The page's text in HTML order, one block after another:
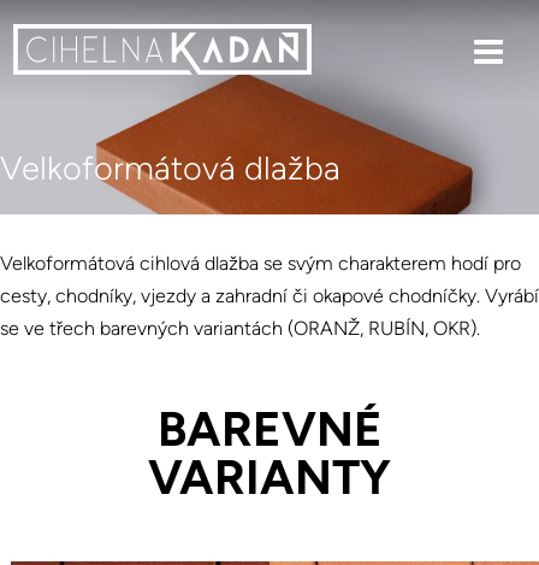
Velkoformátová dlažba
Velkoformátová cihlová dlažba se svým charakterem hodí pro
cesty, chodníky, vjezdy a zahradní či okapové chodníčky. Vyrábí
se ve třech barevných variantách (ORANŽ, RUBÍN, OKR).
BAREVNÉ
VARIANTY